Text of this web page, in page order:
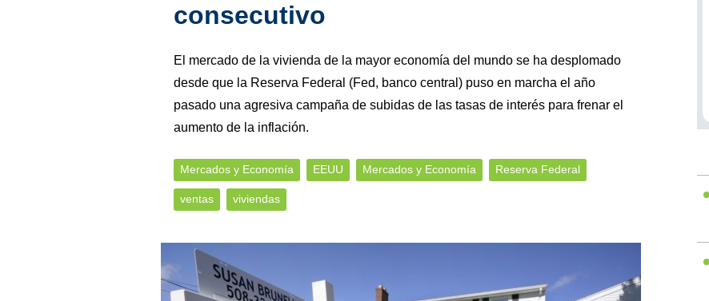
consecutivo
El mercado de la vivienda de la mayor economía del mundo se ha desplomado
desde que la Reserva Federal (Fed, banco central) puso en marcha el año
pasado una agresiva campaña de subidas de las tasas de interés para frenar el
aumento de la inflación.
Mercados y Economía EEUU Mercados y Economía Reserva Federal
ventas viviendas